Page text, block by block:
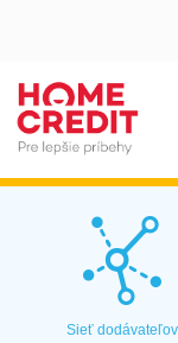
Sieť dodávateľov